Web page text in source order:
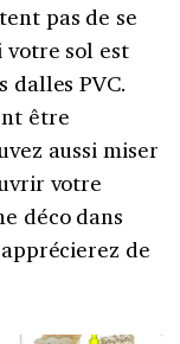
pas de se
votre sol est
dalles PVC.
être
aussi miser
votre
déco dans
de